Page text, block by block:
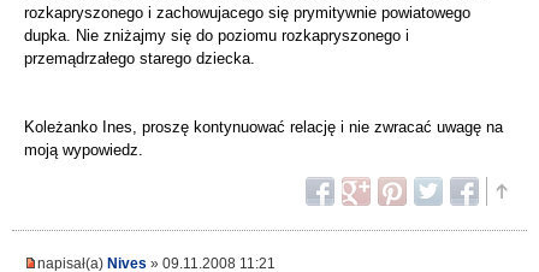
rozkapryszonego i zachowujacego się prymitywnie powiatowego
dupka. Nie zniżajmy się do poziomu rozkapryszonego i
przemądrzałego starego dziecka.
Koleżanko Ines, proszę kontynuować relację i nie zwracać uwagę na
moją wypowiedz.
napisał(a) Nives » 09.11.2008 11:21